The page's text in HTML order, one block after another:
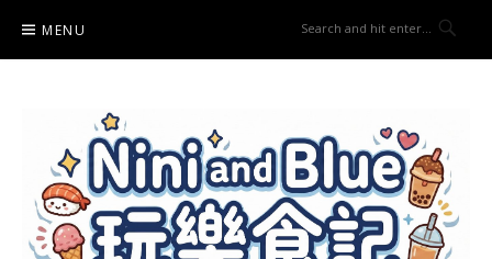
content
MENU